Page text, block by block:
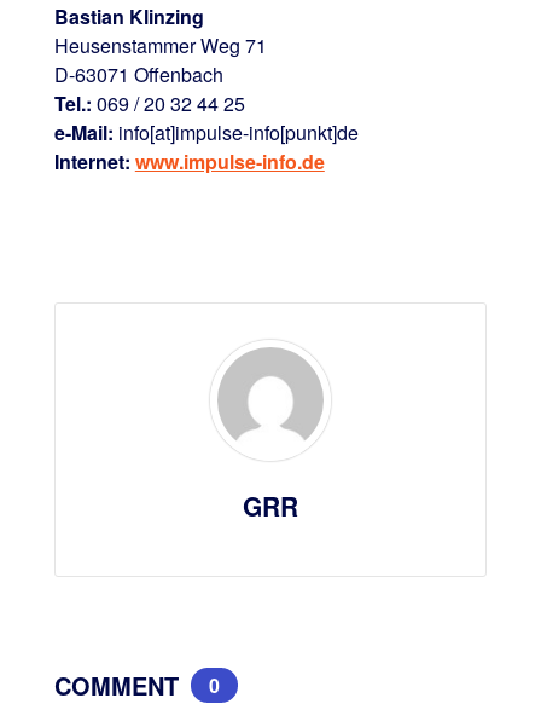
Bastian Klinzing
Heusenstammer Weg 71
D-63071 Offenbach
Tel.: 069 / 20 32 44 25
e-Mail: info[at]impulse-info[punkt]de
Internet: www.impulse-info.de
GRR
COMMENT 0